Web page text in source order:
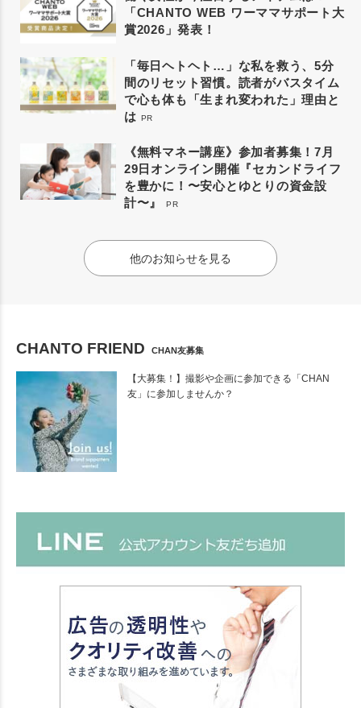
「CHANTO WEB ワーママサポート大
賞2026」発表！
「毎日ヘトヘト…」な私を救う、5分
間のリセット習慣。読者がバスタイム
で心も体も「生まれ変われた」理由と
は PR
《無料マネー講座》参加者募集！7月
29日オンライン開催『セカンドライフ
を豊かに！〜安心とゆとりの資金設
計〜』
PR
他のお知らせを見る
CHANTO FRIEND CHAN友募集
【大募集！】撮影や企画に参加できる「CHAN
友」に参加しませんか？